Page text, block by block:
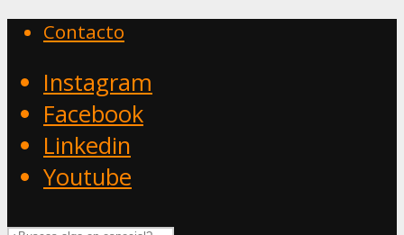
Contacto
Instagram
Facebook
Linkedin
Youtube